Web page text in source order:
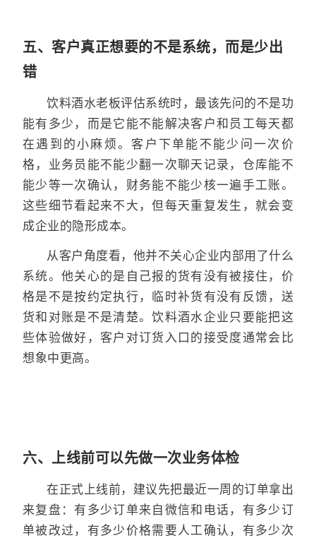
五、客户真正想要的不是系统，而是少出
错
饮料酒水老板评估系统时，最该先问的不是功
能有多少，而是它能不能解决客户和员工每天都
在遇到的小麻烦。客户下单能不能少问一次价
格，业务员能不能少翻一次聊天记录，仓库能不
能少等一次确认，财务能不能少核一遍手工账。
这些细节看起来不大，但每天重复发生，就会变
成企业的隐形成本。
从客户角度看，他并不关心企业内部用了什么
系统。他关心的是自己报的货有没有被接住，价
格是不是按约定执行，临时补货有没有反馈，送
货和对账是不是清楚。饮料酒水企业只要能把这
些体验做好，客户对订货入口的接受度通常会比
想象中更高。
六、上线前可以先做一次业务体检
在正式上线前，建议先把最近一周的订单拿出
来复盘：有多少订单来自微信和电话，有多少订
单被改过，有多少价格需要人工确认，有多少次